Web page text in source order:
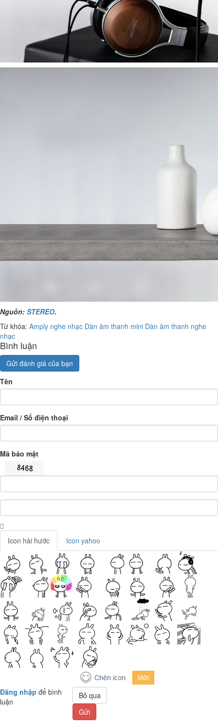
Nguồn: STEREO.
Từ khóa: Amply nghe nhạc Dàn âm thanh mini Dàn âm thanh nghe
nhạc
Bình luận
Gửi đánh giá của bạn
Tên
Email / Số điện thoại
Mã bảo mật
Icon hài hước Icon yahoo
Đăng nhập để bình
luận
Bỏ qua
Gửi